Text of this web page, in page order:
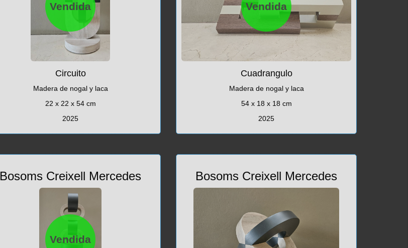
Vendida
Circuito
Madera de nogal y laca
22 x 22 x 54 cm
2025
Vendida
Cuadrangulo
Madera de nogal y laca
54 x 18 x 18 cm
2025
Vendida
Bosoms Creixell Mercedes Bosoms Creixell Mercedes